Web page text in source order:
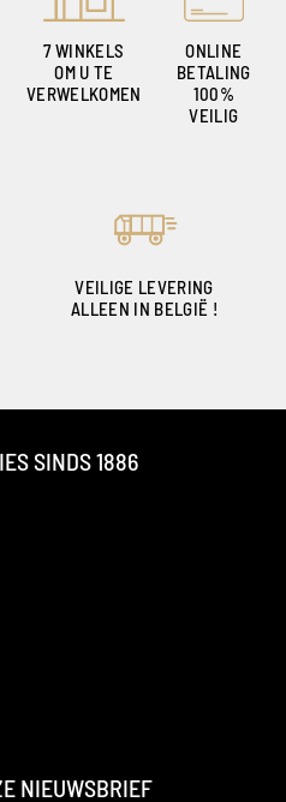
7 WINKELS
OM U TE
VERWELKOMEN
ONLINE
BETALING
100%
VEILIG
VEILIGE LEVERING
ALLEEN IN BELGIË !
NIEUWSBRIEF
SINDS 1886